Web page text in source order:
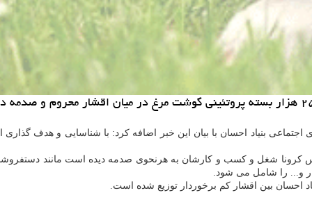
شغل و کسب و کارشان به هرنحوی صدمه دیده است مانند دستفروشان
و... را شامل می شود.